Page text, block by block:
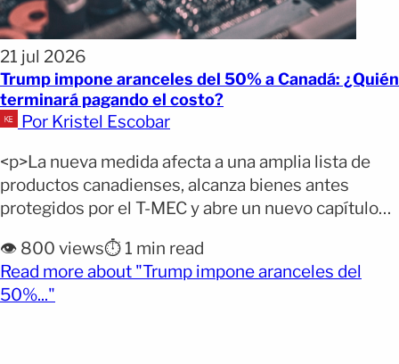
21 jul 2026
Trump impone aranceles del 50% a Canadá: ¿Quién
terminará pagando el costo?
Por Kristel Escobar
<p>La nueva medida afecta a una amplia lista de
productos canadienses, alcanza bienes antes
protegidos por el T-MEC y abre un nuevo capítulo
presidente Donald Trump firmó una orden ejecutiva
para imponer un arancel adicional del 50% a la
mayoría de las importaciones procedentes de
👁️ 800 views⏱️ 1 min read
Read more about "Trump impone aranceles del
50%..."